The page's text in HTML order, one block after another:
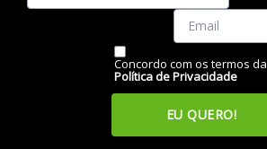
Código: 50354
Miranda
Concordo com os termos da
Política de Privacidade
EU QUERO!